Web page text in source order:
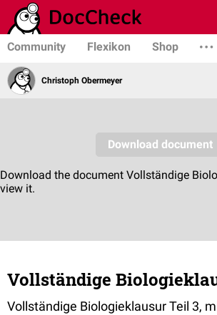
Community Flexikon Shop
Christoph Obermeyer
Vollständige
Vollständige Biologieklausur Teil 3,